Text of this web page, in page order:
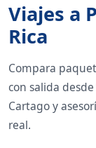
Viajes a
Rica
Compara
con salida
Cartago y
real.